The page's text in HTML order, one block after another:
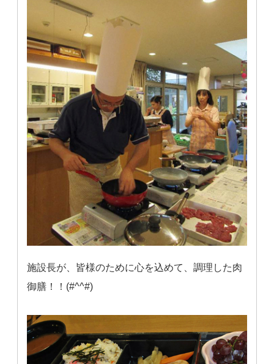
施設長が、皆様のために心を込めて、調理した肉
御膳！！(#^^#)